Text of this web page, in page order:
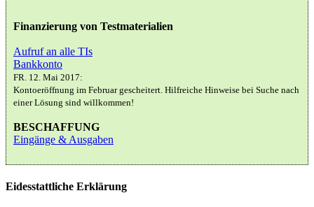
Finanzierung von Testmaterialien
Aufruf an alle TIs
Bankkonto
FR. 12. Mai 2017:
Kontoeröffnung im Februar gescheitert. Hilfreiche Hinweise bei Suche nach
einer Lösung sind willkommen!
BESCHAFFUNG
Eingänge & Ausgaben
Eidesstattliche Erklärung